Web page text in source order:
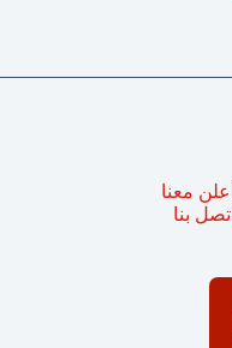
أعلن معنا
اتصل بنا